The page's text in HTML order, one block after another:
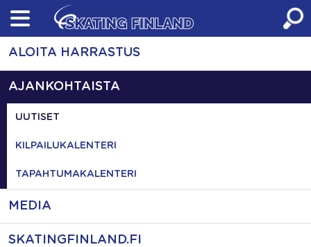
Skip
content
ALOITA HARRASTUS
AJANKOHTAISTA
UUTISET
KILPAILUKALENTERI
TAPAHTUMAKALENTERI
MEDIA
SKATINGFINLAND.FI